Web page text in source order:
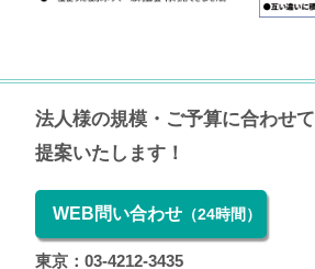
法人様の規模・ご予算に合わせて
提案いたします！
WEB問い合わせ （24時間）
東京：03-4212-3435